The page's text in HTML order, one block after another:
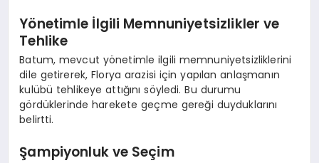
Yönetimle İlgili Memnuniyetsizlikler ve
Tehlike
Batum, mevcut yönetimle ilgili memnuniyetsizliklerini
dile getirerek, Florya arazisi için yapılan anlaşmanın
kulübü tehlikeye attığını söyledi. Bu durumu
gördüklerinde harekete geçme gereği duyduklarını
belirtti.
Şampiyonluk ve Seçim